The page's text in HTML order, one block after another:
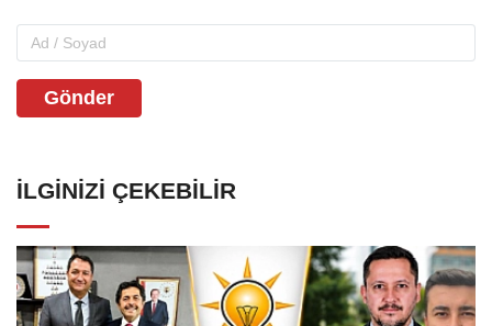
Gönder
İLGINIZI ÇEKEBILIR